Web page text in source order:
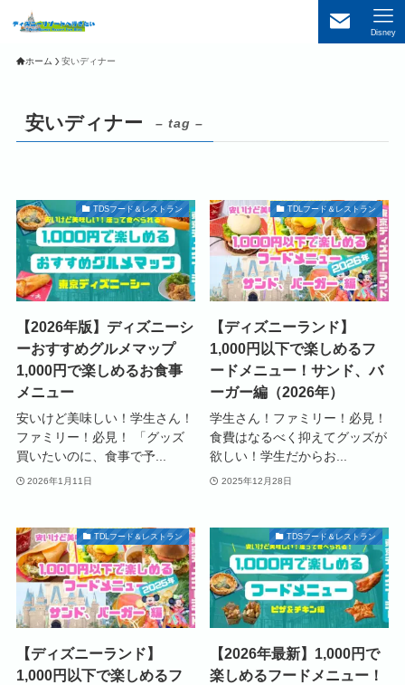
Disney
ホーム 安いディナー
安いディナー – tag –
TDSフード＆レストラン
【2026年版】ディズニーシ
ーおすすめグルメマップ
1,000円で楽しめるお食事
メニュー
安いけど美味しい！学生さん！
ファミリー！必見！ 「グッズ
買いたいのに、食事で予...
2026年1月11日
TDLフード＆レストラン
【ディズニーランド】
1,000円以下で楽しめるフ
ードメニュー！サンド、バ
ーガー編（2026年）
学生さん！ファミリー！必見！
食費はなるべく抑えてグッズが
欲しい！学生だからお...
2025年12月28日
TDLフード＆レストラン
【ディズニーランド】
1,000円以下で楽しめるフ
TDSフード＆レストラン
【2026年最新】1,000円で
楽しめるフードメニュー！